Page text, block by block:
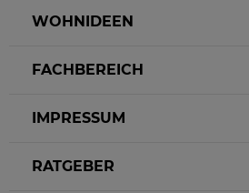
WOHNIDEEN
FACHBEREICH
IMPRESSUM
RATGEBER